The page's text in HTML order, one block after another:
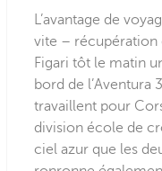
L’avantage de
vite – récupération
Figari tôt le matin
bord de l’Aventura
travaillent pour
division école de
ciel azur que les